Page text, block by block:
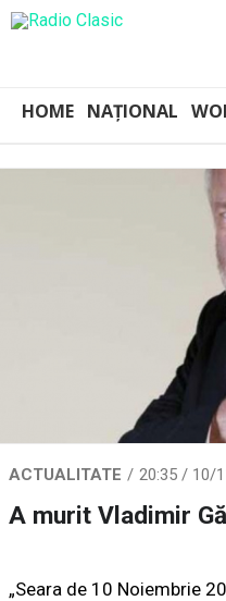
HOME NAȚIONAL
ACTUALITATE 20:35 / 10/
A murit Vladimir
„Seara de 10 Noiembrie